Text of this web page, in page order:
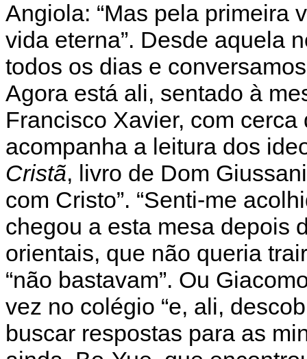
Angiola: “Mas pela primeira
vida eterna”. Desde aquela
todos os dias e
Agora está ali, sentado à
Francisco Xavier, com
acompanha a leitura dos
Cristã, livro de Dom
com Cristo”. “Senti-me
chegou a esta mesa depois
orientais, que não queria
“não bastavam”. Ou
vez no colégio “e, ali,
buscar respostas para as